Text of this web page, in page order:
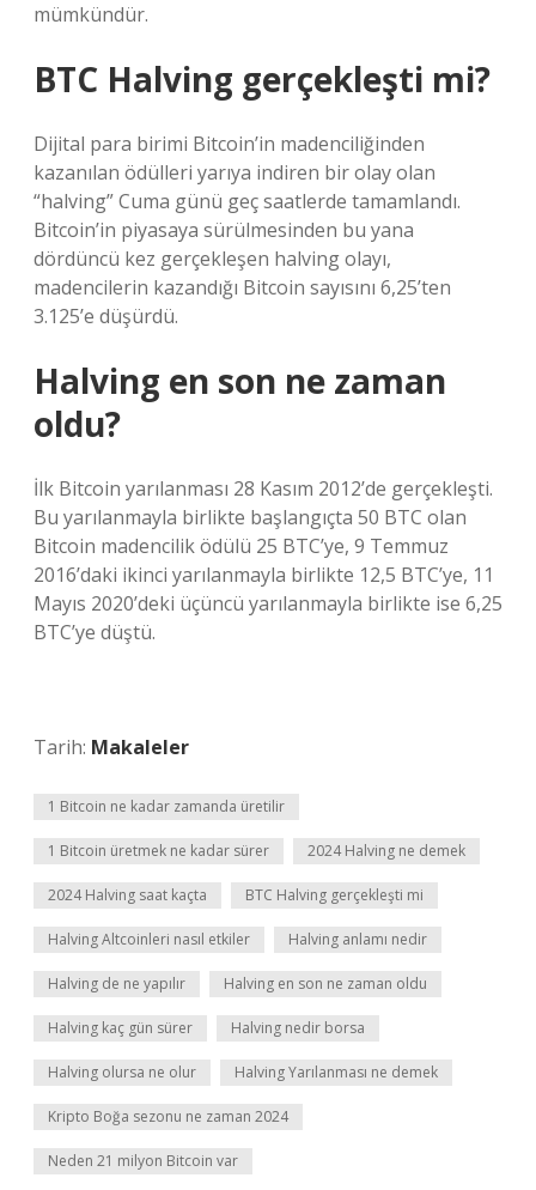
mümkündür.
BTC Halving gerçekleşti mi?
Dijital para birimi Bitcoin’in madenciliğinden
kazanılan ödülleri yarıya indiren bir olay olan
“halving” Cuma günü geç saatlerde tamamlandı.
Bitcoin’in piyasaya sürülmesinden bu yana
dördüncü kez gerçekleşen halving olayı,
madencilerin kazandığı Bitcoin sayısını 6,25’ten
3.125’e düşürdü.
Halving en son ne zaman
oldu?
İlk Bitcoin yarılanması 28 Kasım 2012’de gerçekleşti.
Bu yarılanmayla birlikte başlangıçta 50 BTC olan
Bitcoin madencilik ödülü 25 BTC’ye, 9 Temmuz
2016’daki ikinci yarılanmayla birlikte 12,5 BTC’ye, 11
Mayıs 2020’deki üçüncü yarılanmayla birlikte ise 6,25
BTC’ye düştü.
Tarih: Makaleler
1 Bitcoin ne kadar zamanda üretilir
1 Bitcoin üretmek ne kadar sürer 2024 Halving ne demek
2024 Halving saat kaçta BTC Halving gerçekleşti mi
Halving Altcoinleri nasıl etkiler Halving anlamı nedir
Halving de ne yapılır Halving en son ne zaman oldu
Halving kaç gün sürer Halving nedir borsa
Halving olursa ne olur Halving Yarılanması ne demek
Kripto Boğa sezonu ne zaman 2024
Neden 21 milyon Bitcoin var